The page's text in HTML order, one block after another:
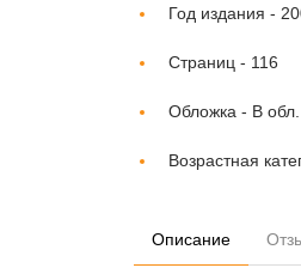
Год издания -
Страниц - 116
Обложка - В обл.
Возрастная
Описание